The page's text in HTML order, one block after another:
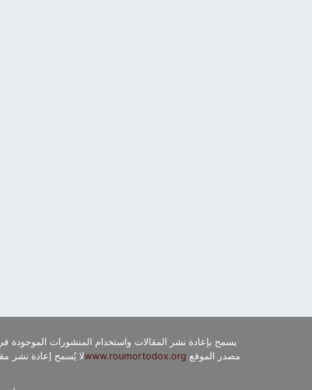
يسمح بإعادة نشر المقالات واستخدام المنشورات الموجودة
مصدر الموقع www.roumortodox.orgلا يُسمح إعادة نشر